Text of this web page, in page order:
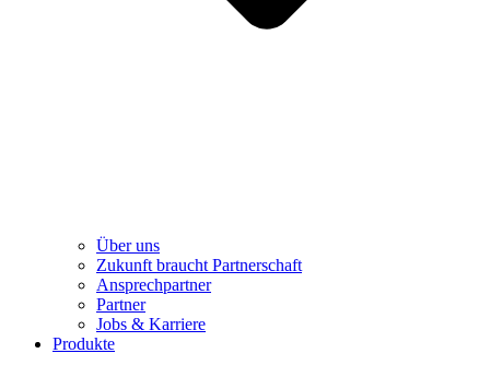
Über uns
Zukunft braucht Partnerschaft
Ansprechpartner
Partner
Jobs & Karriere
Produkte